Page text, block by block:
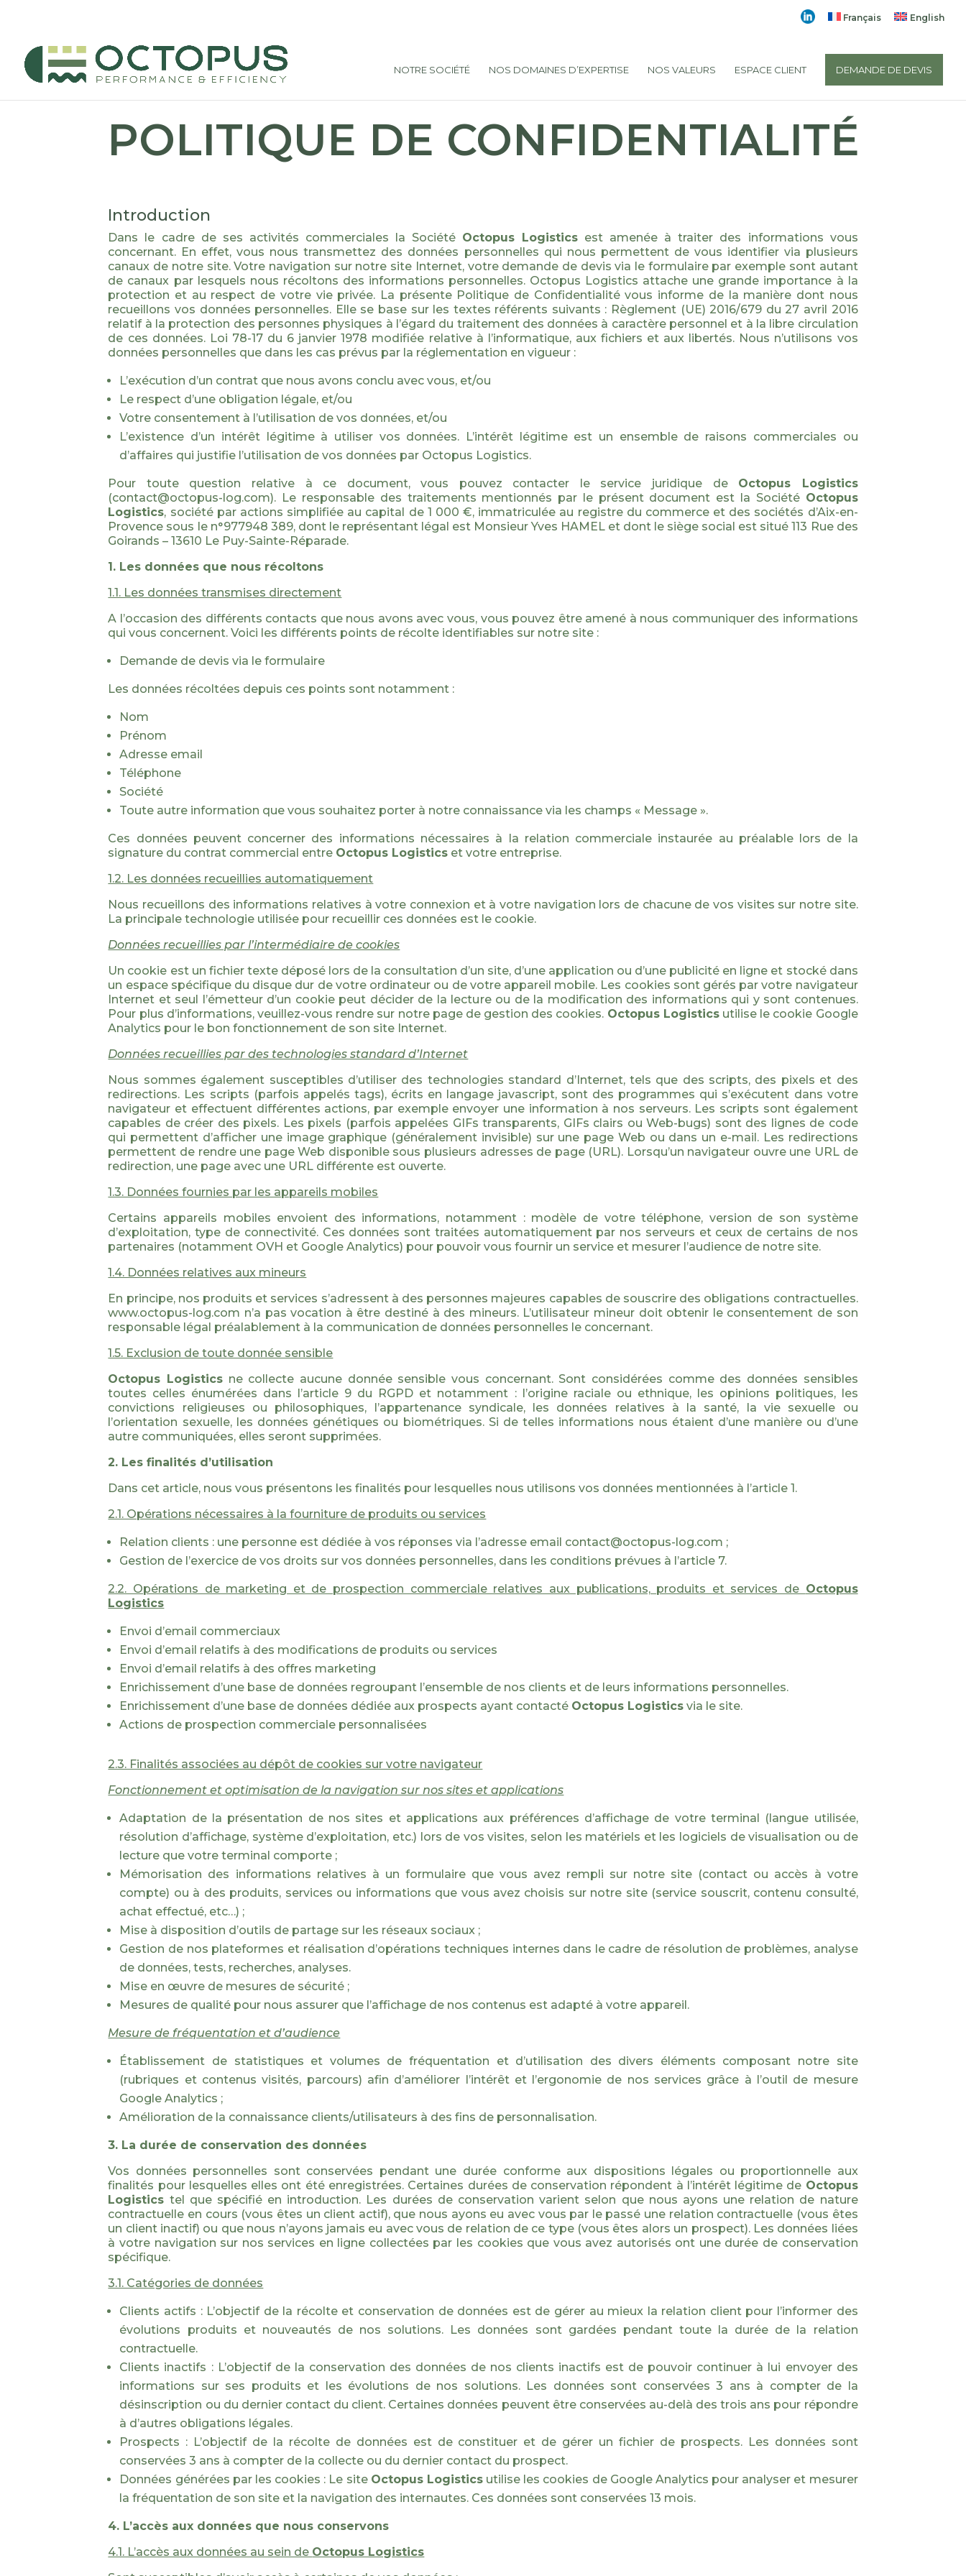
Français English
NOTRE SOCIÉTÉ NOS DOMAINES D’EXPERTISE NOS VALEURS ESPACE CLIENT DEMANDE DE DEVIS
POLITIQUE DE CONFIDENTIALITÉ
Introduction
Dans le cadre de ses activités commerciales la Société Octopus Logistics est amenée à traiter des informations vous
concernant. En effet, vous nous transmettez des données personnelles qui nous permettent de vous identifier via plusieurs
canaux de notre site. Votre navigation sur notre site Internet, votre demande de devis via le formulaire par exemple sont autant
de canaux par lesquels nous récoltons des informations personnelles. Octopus Logistics attache une grande importance à la
protection et au respect de votre vie privée. La présente Politique de Confidentialité vous informe de la manière dont nous
recueillons vos données personnelles. Elle se base sur les textes référents suivants : Règlement (UE) 2016/679 du 27 avril 2016
relatif à la protection des personnes physiques à l’égard du traitement des données à caractère personnel et à la libre circulation
de ces données. Loi 78-17 du 6 janvier 1978 modifiée relative à l’informatique, aux fichiers et aux libertés. Nous n’utilisons vos
données personnelles que dans les cas prévus par la réglementation en vigueur :
L’exécution d’un contrat que nous avons conclu avec vous, et/ou
Le respect d’une obligation légale, et/ou
Votre consentement à l’utilisation de vos données, et/ou
L’existence d’un intérêt légitime à utiliser vos données. L’intérêt légitime est un ensemble de raisons commerciales ou
d’affaires qui justifie l’utilisation de vos données par Octopus Logistics.
Pour toute question relative à ce document, vous pouvez contacter le service juridique de Octopus Logistics
(contact@octopus-log.com). Le responsable des traitements mentionnés par le présent document est la Société Octopus
Logistics, société par actions simplifiée au capital de 1 000 €, immatriculée au registre du commerce et des sociétés d’Aix-en-
Provence sous le n°977948 389, dont le représentant légal est Monsieur Yves HAMEL et dont le siège social est situé 113 Rue des
Goirands – 13610 Le Puy-Sainte-Réparade.
1. Les données que nous récoltons
1.1. Les données transmises directement
A l’occasion des différents contacts que nous avons avec vous, vous pouvez être amené à nous communiquer des informations
qui vous concernent. Voici les différents points de récolte identifiables sur notre site :
Demande de devis via le formulaire
Les données récoltées depuis ces points sont notamment :
Nom
Prénom
Adresse email
Téléphone
Société
Toute autre information que vous souhaitez porter à notre connaissance via les champs « Message ».
Ces données peuvent concerner des informations nécessaires à la relation commerciale instaurée au préalable lors de la
signature du contrat commercial entre Octopus Logistics et votre entreprise.
1.2. Les données recueillies automatiquement
Nous recueillons des informations relatives à votre connexion et à votre navigation lors de chacune de vos visites sur notre site.
La principale technologie utilisée pour recueillir ces données est le cookie.
Données recueillies par l’intermédiaire de cookies
Un cookie est un fichier texte déposé lors de la consultation d’un site, d’une application ou d’une publicité en ligne et stocké dans
un espace spécifique du disque dur de votre ordinateur ou de votre appareil mobile. Les cookies sont gérés par votre navigateur
Internet et seul l’émetteur d’un cookie peut décider de la lecture ou de la modification des informations qui y sont contenues.
Pour plus d’informations, veuillez-vous rendre sur notre page de gestion des cookies. Octopus Logisticsutilise le cookie Google
Analytics pour le bon fonctionnement de son site Internet.
Données recueillies par des technologies standard d’Internet
Nous sommes également susceptibles d’utiliser des technologies standard d’Internet, tels que des scripts, des pixels et des
redirections. Les scripts (parfois appelés tags), écrits en langage javascript, sont des programmes qui s’exécutent dans votre
navigateur et effectuent différentes actions, par exemple envoyer une information à nos serveurs. Les scripts sont également
capables de créer des pixels. Les pixels (parfois appelées GIFs transparents, GIFs clairs ou Web-bugs) sont des lignes de code
qui permettent d’afficher une image graphique (généralement invisible) sur une page Web ou dans un e-mail. Les redirections
permettent de rendre une page Web disponible sous plusieurs adresses de page (URL). Lorsqu’un navigateur ouvre une URL de
redirection, une page avec une URL différente est ouverte.
1.3. Données fournies par les appareils mobiles
Certains appareils mobiles envoient des informations, notamment : modèle de votre téléphone, version de son système
d’exploitation, type de connectivité. Ces données sont traitées automatiquement par nos serveurs et ceux de certains de nos
partenaires (notamment OVH et Google Analytics) pour pouvoir vous fournir un service et mesurer l’audience de notre site.
1.4. Données relatives aux mineurs
En principe, nos produits et services s’adressent à des personnes majeures capables de souscrire des obligations contractuelles.
www.octopus-log.com n’a pas vocation à être destiné à des mineurs. L’utilisateur mineur doit obtenir le consentement de son
responsable légal préalablement à la communication de données personnelles le concernant.
1.5. Exclusion de toute donnée sensible
Octopus Logistics ne collecte aucune donnée sensible vous concernant. Sont considérées comme des données sensibles
toutes celles énumérées dans l’article 9 du RGPD et notamment : l’origine raciale ou ethnique, les opinions politiques, les
convictions religieuses ou philosophiques, l’appartenance syndicale, les données relatives à la santé, la vie sexuelle ou
l’orientation sexuelle, les données génétiques ou biométriques. Si de telles informations nous étaient d’une manière ou d’une
autre communiquées, elles seront supprimées.
2. Les finalités d’utilisation
Dans cet article, nous vous présentons les finalités pour lesquelles nous utilisons vos données mentionnées à l’article 1.
2.1. Opérations nécessaires à la fourniture de produits ou services
Relation clients : une personne est dédiée à vos réponses via l’adresse email contact@octopus-log.com ;
Gestion de l’exercice de vos droits sur vos données personnelles, dans les conditions prévues à l’article 7.
2.2. Opérations de marketing et de prospection commerciale relatives aux publications, produits et services de Octopus
Logistics
Envoi d’email commerciaux
Envoi d’email relatifs à des modifications de produits ou services
Envoi d’email relatifs à des offres marketing
Enrichissement d’une base de données regroupant l’ensemble de nos clients et de leurs informations personnelles.
Enrichissement d’une base de données dédiée aux prospects ayant contacté Octopus Logistics via le site.
Actions de prospection commerciale personnalisées
2.3. Finalités associées au dépôt de cookies sur votre navigateur
Fonctionnement et optimisation de la navigation sur nos sites et applications
Adaptation de la présentation de nos sites et applications aux préférences d’affichage de votre terminal (langue utilisée,
résolution d’affichage, système d’exploitation, etc.) lors de vos visites, selon les matériels et les logiciels de visualisation ou de
lecture que votre terminal comporte ;
Mémorisation des informations relatives à un formulaire que vous avez rempli sur notre site (contact ou accès à votre
compte) ou à des produits, services ou informations que vous avez choisis sur notre site (service souscrit, contenu consulté,
achat effectué, etc…) ;
Mise à disposition d’outils de partage sur les réseaux sociaux ;
Gestion de nos plateformes et réalisation d’opérations techniques internes dans le cadre de résolution de problèmes, analyse
de données, tests, recherches, analyses.
Mise en œuvre de mesures de sécurité ;
Mesures de qualité pour nous assurer que l’affichage de nos contenus est adapté à votre appareil.
Mesure de fréquentation et d’audience
Établissement de statistiques et volumes de fréquentation et d’utilisation des divers éléments composant notre site
(rubriques et contenus visités, parcours) afin d’améliorer l’intérêt et l’ergonomie de nos services grâce à l’outil de mesure
Google Analytics ;
Amélioration de la connaissance clients/utilisateurs à des fins de personnalisation.
3. La durée de conservation des données
Vos données personnelles sont conservées pendant une durée conforme aux dispositions légales ou proportionnelle aux
finalités pour lesquelles elles ont été enregistrées. Certaines durées de conservation répondent à l’intérêt légitime de Octopus
Logistics tel que spécifié en introduction. Les durées de conservation varient selon que nous ayons une relation de nature
contractuelle en cours (vous êtes un client actif), que nous ayons eu avec vous par le passé une relation contractuelle (vous êtes
un client inactif) ou que nous n’ayons jamais eu avec vous de relation de ce type (vous êtes alors un prospect). Les données liées
à votre navigation sur nos services en ligne collectées par les cookies que vous avez autorisés ont une durée de conservation
spécifique.
3.1. Catégories de données
Clients actifs : L’objectif de la récolte et conservation de données est de gérer au mieux la relation client pour l’informer des
évolutions produits et nouveautés de nos solutions. Les données sont gardées pendant toute la durée de la relation
contractuelle.
Clients inactifs : L’objectif de la conservation des données de nos clients inactifs est de pouvoir continuer à lui envoyer des
informations sur ses produits et les évolutions de nos solutions. Les données sont conservées 3 ans à compter de la
désinscription ou du dernier contact du client. Certaines données peuvent être conservées au-delà des trois ans pour répondre
à d’autres obligations légales.
Prospects : L’objectif de la récolte de données est de constituer et de gérer un fichier de prospects. Les données sont
conservées 3 ans à compter de la collecte ou du dernier contact du prospect.
Données générées par les cookies : Le site Octopus Logisticsutilise les cookies de Google Analytics pour analyser et mesurer
la fréquentation de son site et la navigation des internautes. Ces données sont conservées 13 mois.
4. L’accès aux données que nous conservons
4.1. L’accès aux données au sein de Octopus Logistics